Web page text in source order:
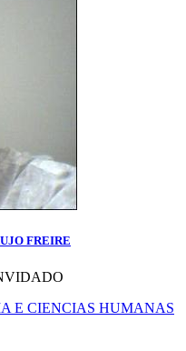
FREIRE
E CIENCIAS HUMANAS